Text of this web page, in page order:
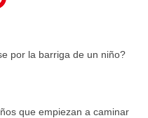
por la barriga de un niño?
que empiezan a caminar